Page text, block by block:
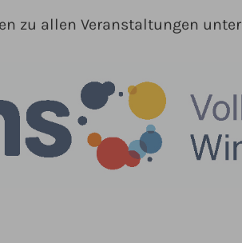
zu allen Veranstaltungen unter